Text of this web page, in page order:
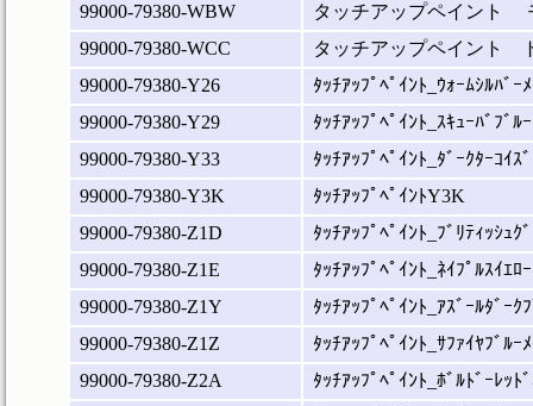
99000-79380-WBW
タッチアップペイント
99000-79380-WCC
タッチアップペイント
99000-79380-Y26
ﾀｯﾁｱｯﾌﾟﾍﾟｲﾝﾄ_ｳｫｰﾑｼﾙﾊﾞｰ
99000-79380-Y29
ﾀｯﾁｱｯﾌﾟﾍﾟｲﾝﾄ_ｽｷｭｰﾊﾞﾌﾞﾙ
99000-79380-Y33
ﾀｯﾁｱｯﾌﾟﾍﾟｲﾝﾄ_ﾀﾞｰｸﾀｰｺｲｽ
99000-79380-Y3K
ﾀｯﾁｱｯﾌﾟﾍﾟｲﾝﾄY3K
99000-79380-Z1D
ﾀｯﾁｱｯﾌﾟﾍﾟｲﾝﾄ_ﾌﾞﾘﾃｨｯｼｭｸ
99000-79380-Z1E
ﾀｯﾁｱｯﾌﾟﾍﾟｲﾝﾄ_ﾈｲﾌﾟﾙｽｲｴﾛｰ
99000-79380-Z1Y
ﾀｯﾁｱｯﾌﾟﾍﾟｲﾝﾄ_ｱｽﾞｰﾙﾀﾞｰｸ
99000-79380-Z1Z
ﾀｯﾁｱｯﾌﾟﾍﾟｲﾝﾄ_ｻﾌｧｲﾔﾌﾞﾙｰ
99000-79380-Z2A
ﾀｯﾁｱｯﾌﾟﾍﾟｲﾝﾄ_ﾎﾞﾙﾄﾞｰﾚｯﾄ